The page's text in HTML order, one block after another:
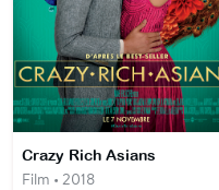
Crazy Rich Asians
Film • 2018